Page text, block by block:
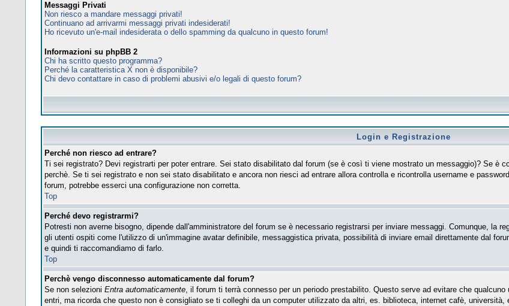
Messaggi Privati
Non riesco a mandare messaggi privati!
Continuano ad arrivarmi messaggi privati indesiderati!
Ho ricevuto un'e-mail indesiderata o dello spamming da qualcuno in questo forum!
Informazioni su phpBB 2
Chi ha scritto questo programma?
Perché la caratteristica X non è disponibile?
Chi devo contattare in caso di problemi abusivi e/o legali di questo forum?
Login e Registrazione
Perché non riesco ad entrare?
Ti sei registrato? Devi registrarti per poter entrare. Sei stato disabilitato dal forum (se è così ti viene mostrato un messaggio)? Se è
perchè. Se ti sei registrato e non sei stato disabilitato e ancora non riesci ad entrare allora controlla e ricontrolla username e
forum, potrebbe esserci una configurazione non corretta.
Top
Perché devo registrarmi?
Potresti non averne bisogno, dipende dall'amministratore del forum se è necessario registrarsi per inviare messaggi. Comunque, la
gli utenti ospiti come l'utilizzo di un'immagine avatar definibile, messaggistica privata, possibilità di inviare email direttamente dal
e quindi ti raccomandiamo di farlo.
Top
Perchè vengo disconnesso automaticamente dal forum?
Se non selezioni Entra automaticamente, il forum ti terrà connesso per un periodo prestabilito. Questo serve ad evitare che
entri, ma ricorda che questo non è consigliato se ti colleghi da un computer utilizzato da altri, es. biblioteca, internet cafè, università,